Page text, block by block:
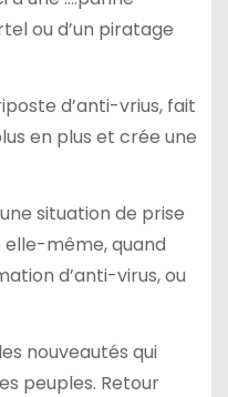
ou d’un piratage
d’anti-vrius, fait
en plus et crée une
situation de prise
même, quand
d’anti-virus, ou
nouveautés qui
peuples. Retour